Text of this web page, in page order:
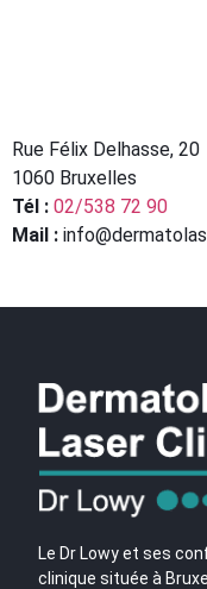
Rue Félix Delhasse, 20
1060 Bruxelles
Tél : 02/538 72 90
Mail :
Le Dr Lowy et ses
clinique située à